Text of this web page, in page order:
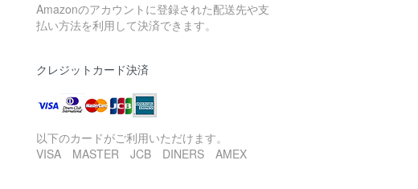
Amazonのアカウントに登録された配送先や支
払い方法を利用して決済できます。
クレジットカード決済
以下のカードがご利用いただけます。
VISA MASTER JCB DINERS AMEX